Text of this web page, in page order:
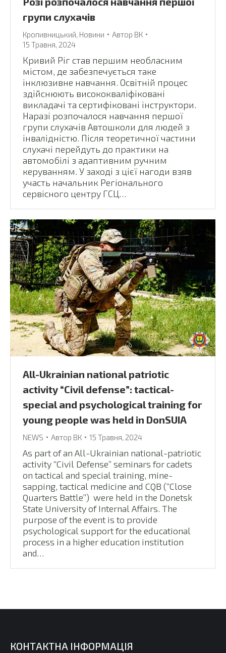
групи слухачів
Кропивницький, Новини Автор ВК
15 Травня, 2024
Кривий Ріг став першим необласним
містом, де забезпечується таке
інклюзивне навчання. Освітній процес
здійснюють висококваліфіковані
викладачі та сертифіковані інструктори.
Наразі розпочалося навчання першої
групи слухачів Автошколи для людей з
інвалідністю. Після теоретичної частини
слухачі перейдуть до практики на
автомобілі з адаптивним ручним
керуванням. У заході з цієї нагоди взяв
участь начальник Регіонального
сервісного центру ГСЦ…
All-Ukrainian national patriotic
activity “Civil defense”: tactical-
special and psychological training for
young people was held in DonSUIA
NEWS Автор ВК 15 Травня, 2024
As part of an All-Ukrainian national-patriotic
activity “Civil Defense” seminars for cadets
on tactical and special training, mine-
sapping, tactical medicine and CQB (“Close
Quarters Battle”) were held in the Donetsk
State University of Internal Affairs. The
purpose of the event is to provide
psychological support for the educational
process in a higher education institution
and…
КОНТАКТНА ІНФОРМАЦІЯ